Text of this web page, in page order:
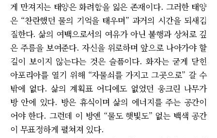
게 만져지는 태양은 화려함을 잃은 존재이다. 그러한 태양
은 “찬란했던 물의 기억을 태우며” 과거의 시간을 되새김
질한다. 삶의 여백으로서의 여유가 아닌 불행과 상처로 깊
은 주름을 보여준다. 자신을 위로하며 앞으로 나아가야 할
길이 보이지 않는다는 것은 슬픔이다. 화자는 굳게 닫힌
아포리아를 열기 위해 “자물쇠를 가지고 그곳으로” 갈 수
밖에 없다. 삶의 계획표 어디에도 없었던 웅크린 나무가
방 안에 있다. 방은 휴식이며 삶의 에너지를 주는 공간이
어야 한다. 그런데 이 방엔 “물도 햇빛도” 없는 백색 공간
이 무표정하게 펼쳐져 있다.